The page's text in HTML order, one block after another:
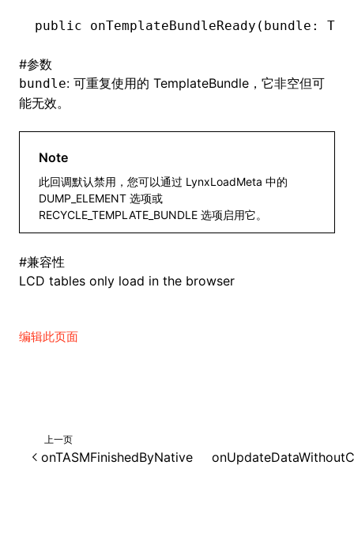
public onTemplateBundleReady (bundle:
#参数
bundle: 可重复使用的 TemplateBundle，它非空但可
能无效。
Note
此回调默认禁用，您可以通过 LynxLoadMeta 中的
DUMP_ELEMENT 选项或
RECYCLE_TEMPLATE_BUNDLE 选项启用它。
#兼容性
LCD tables only load in the browser
编辑此页面
上一页
onTASMFinishedByNative